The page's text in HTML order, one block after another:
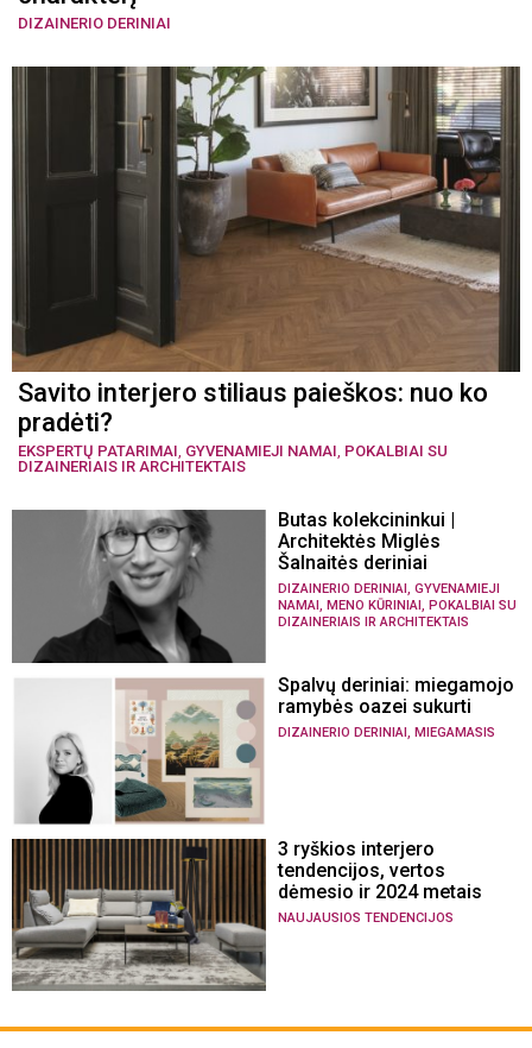
DIZAINERIO DERINIAI
Savito interjero stiliaus paieškos: nuo ko
pradėti?
EKSPERTŲ PATARIMAI, GYVENAMIEJI NAMAI, POKALBIAI SU
DIZAINERIAIS IR ARCHITEKTAIS
Butas kolekcininkui |
Architektės Miglės
Šalnaitės deriniai
DIZAINERIO DERINIAI , GYVENAMIEJI
NAMAI , MENO KŪRINIAI , POKALBIAI SU
DIZAINERIAIS IR ARCHITEKTAIS
Spalvų deriniai: miegamojo
ramybės oazei sukurti
DIZAINERIO DERINIAI MIEGAMASIS
3 ryškios interjero
tendencijos, vertos
dėmesio ir 2024 metais
NAUJAUSIOS TENDENCIJOS